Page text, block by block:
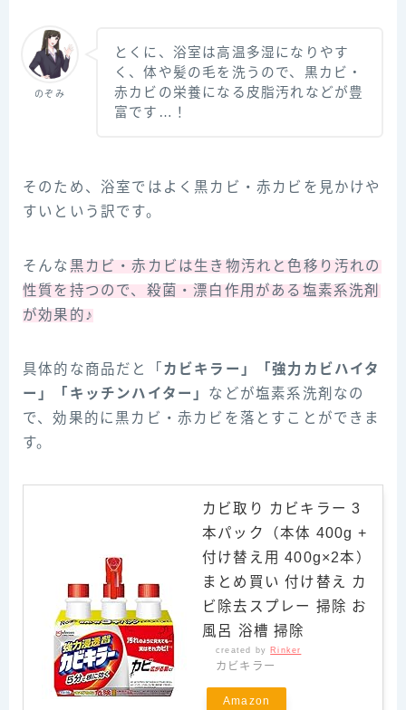
のぞみ
とくに、浴室は高温多湿になりやす
く、体や髪の毛を洗うので、黒カビ・
赤カビの栄養になる皮脂汚れなどが豊
富です…！
そのため、浴室ではよく黒カビ・赤カビを見かけや
すいという訳です。
そんな黒カビ・赤カビは生き物汚れと色移り汚れの
性質を持つので、殺菌・漂白作用がある塩素系洗剤
が効果的♪
具体的な商品だと「 カビキラー」「強力カビハイタ
ー」「キッチンハイター」 などが塩素系洗剤なの
で、効果的に黒カビ・赤カビを落とすことができま
す。
カビ取り カビキラー 3
本パック（本体 400g +
付け替え用 400g×2本）
まとめ買い 付け替え カ
ビ除去スプレー 掃除 お
風呂 浴槽 掃除
created by Rinker
カビキラー
Amazon